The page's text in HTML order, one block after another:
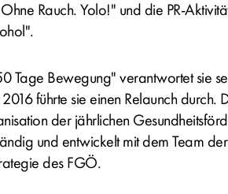
Rauch. Yolo!" und die PR-
Tage Bewegung" verantwortet sie
führte sie einen Relaunch durch.
der jährlichen
und entwickelt mit dem Team
des FGÖ.